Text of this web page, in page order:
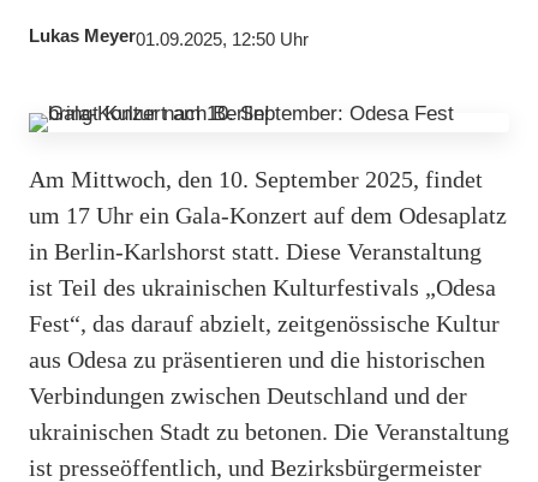
Lukas Meyer01.09.2025, 12:50 Uhr
Am Mittwoch, den 10. September 2025, findet
um 17 Uhr ein Gala-Konzert auf dem Odesaplatz
in Berlin-Karlshorst statt. Diese Veranstaltung
ist Teil des ukrainischen Kulturfestivals „Odesa
Fest“, das darauf abzielt, zeitgenössische Kultur
aus Odesa zu präsentieren und die historischen
Verbindungen zwischen Deutschland und der
ukrainischen Stadt zu betonen. Die Veranstaltung
ist presseöffentlich, und Bezirksbürgermeister